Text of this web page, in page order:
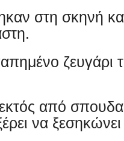
στη σκηνή
ζευγάρι
από
να ξεσηκώνει